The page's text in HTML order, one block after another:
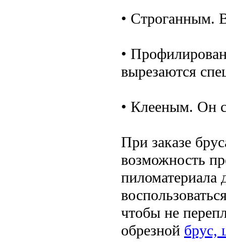
• Строганным.
•
вырезаются
• Клееным. Он
При заказе
возможность
чтобы не
обрезной брус,